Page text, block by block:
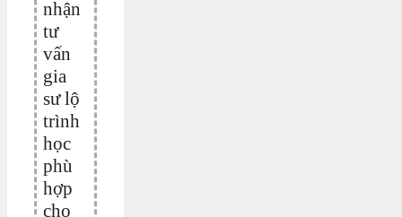
nhận
tư
vấn
gia
sư lộ
trình
học
phù
hợp
cho